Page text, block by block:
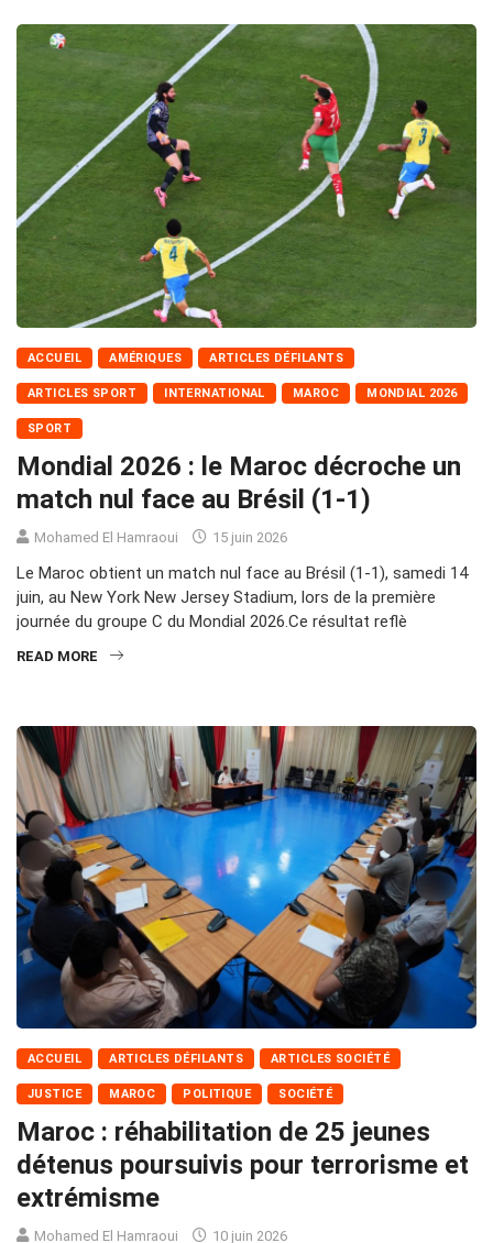
ACCUEIL AMÉRIQUES ARTICLES DÉFILANTS
ARTICLES SPORT INTERNATIONAL MAROC MONDIAL 2026
SPORT
Mondial 2026 : le Maroc décroche un
match nul face au Brésil (1-1)
Mohamed El Hamraoui 15 juin 2026
Le Maroc obtient un match nul face au Brésil (1-1), samedi 14
juin, au New York New Jersey Stadium, lors de la première
journée du groupe C du Mondial 2026.Ce résultat reflè
READ MORE
ACCUEIL ARTICLES DÉFILANTS ARTICLES SOCIÉTÉ
JUSTICE MAROC POLITIQUE SOCIÉTÉ
Maroc : réhabilitation de 25 jeunes
détenus poursuivis pour terrorisme et
extrémisme
Mohamed El Hamraoui 10 juin 2026